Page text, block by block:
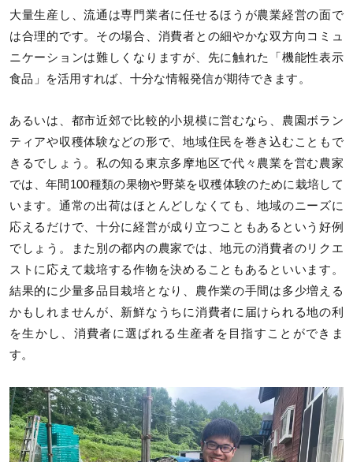
大量生産し、流通は専門業者に任せるほうが農業経営の面で
は合理的です。その場合、消費者との細やかな双方向コミュ
ニケーションは難しくなりますが、先に触れた「機能性表示
食品」を活用すれば、十分な情報発信が期待できます。
あるいは、都市近郊で比較的小規模に営むなら、農園ボラン
ティアや収穫体験などの形で、地域住民を巻き込むこともで
きるでしょう。私の知る東京多摩地区で代々農業を営む農家
では、年間100種類の果物や野菜を収穫体験のために栽培して
います。通常の出荷はほとんどしなくても、地域のニーズに
応えるだけで、十分に経営が成り立つこともあるという好例
でしょう。また別の都内の農家では、地元の消費者のリクエ
ストに応えて栽培する作物を決めることもあるといいます。
結果的に少量多品目栽培となり、農作業の手間は多少増える
かもしれませんが、新鮮なうちに消費者に届けられる地の利
を生かし、消費者に選ばれる生産者を目指すことができま
す。